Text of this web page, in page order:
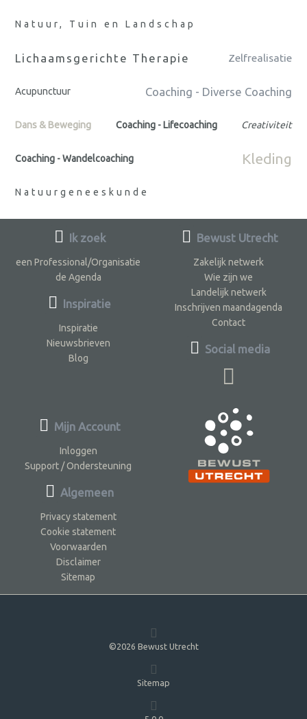
Natuur, Tuin en Landschap
Lichaamsgerichte Therapie Zelfrealisatie
Acupunctuur Coaching - Diverse Coaching
Dans & Beweging Coaching - Lifecoaching Creativiteit
Coaching - Wandelcoaching Kleding
Natuurgeneeskunde
Ik zoek
een Professional/Organisatie
de Agenda
Inspiratie
Inspiratie
Nieuwsbrieven
Blog
Bewust Utrecht
Zakelijk netwerk
Wie zijn we
Landelijk netwerk
Inschrijven maandagenda
Contact
Social media
Mijn Account
Inloggen
Support / Ondersteuning
Algemeen
Privacy statement
Cookie statement
Voorwaarden
Disclaimer
Sitemap
©2026 Bewust Utrecht
Sitemap